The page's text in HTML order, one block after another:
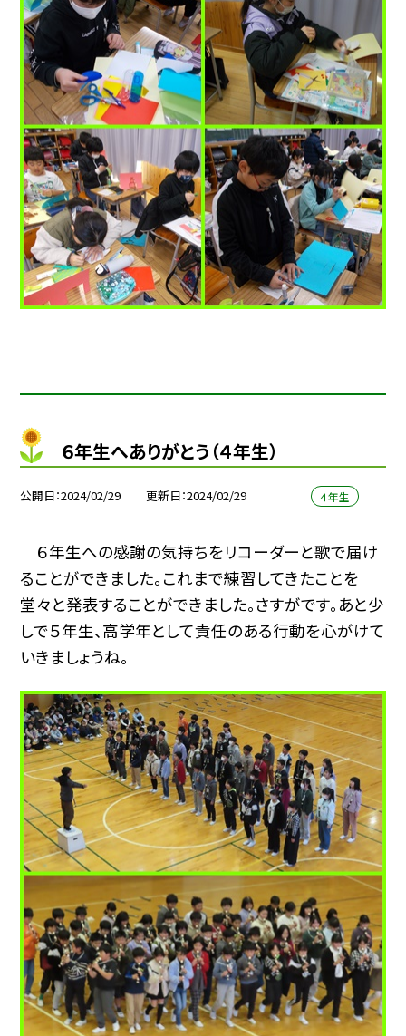
６年生へありがとう（４年生）
公開日 2024/02/29 更新日 2024/02/29 ４年生
６年生への感謝の気持ちをリコーダーと歌で届け
ることができました。これまで練習してきたことを
堂々と発表することができました。さすがです。あと少
しで５年生、高学年として責任のある行動を心がけて
いきましょうね。